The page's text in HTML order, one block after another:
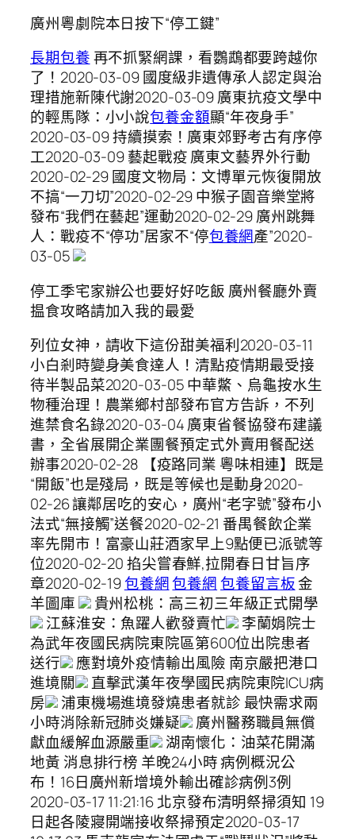
廣州粵劇院本日按下“停工鍵”
長期包養再不抓緊網課，看鸚鵡都要跨越你
了！2020-03-09 國度級非遺傳承人認定與治
理措施新陳代謝2020-03-09 廣東抗疫文學中
的輕馬隊：小小說包養金額顯“年夜身手”
2020-03-09 持續摸索！廣東郊野考古有序停
工2020-03-09 藝起戰疫 廣東文藝界外行動
2020-02-29 國度文物局：文博單元恢復開放
不搞“一刀切”2020-02-29 中猴子園音樂堂將
發布“我們在藝起”運動2020-02-29 廣州跳舞
人：戰疫不“停功”居家不“停包養網產”2020-
03-05
停工季宅家辦公也要好好吃飯 廣州餐廳外賣
揾食攻略請加入我的最愛
列位女神，請收下這份甜美福利2020-03-11
小白剎時變身美食達人！清點疫情期最受接
待半製品菜2020-03-05 中華鱉、烏龜按水生
物種治理！農業鄉村部發布官方告訴，不列
進禁食名錄2020-03-04 廣東省餐協發布建議
書，全省展開企業團餐預定式外賣用餐配送
辦事2020-02-28 【疫路同業 粵味相連】既是
“開飯”也是殘局，既是等候也是動身2020-
02-26 讓鄰居吃的安心，廣州“老字號”發布小
法式“無接觸”送餐2020-02-21 番禺餐飲企業
率先開市！富豪山莊酒家早上9點便已派號等
位2020-02-20 掐尖嘗春鮮,拉開春日甘旨序
章2020-02-19包養網包養網包養留言板金
羊圖庫
貴州松桃：高三初三年級正式開學
江蘇淮安：魚躍人歡發賣忙
李蘭娟院士
為武年夜國民病院東院區第600位出院患者
送行
應對境外疫情輸出風險 南京嚴把港口
進境關
直擊武漢年夜學國民病院東院ICU病
房
浦東機場進境發燒患者就診 最快需求兩
小時消除新冠肺炎嫌疑
廣州醫務職員無償
獻血緩解血源嚴重
湖南懷化：油菜花開滿
地黃 消息排行榜 羊晚24小時 病例概況公
布！16日廣州新增境外輸出確診病例3例
2020-03-17 11:21:16 北京發布清明祭掃須知 19
日起各陵寢開端接收祭掃預定2020-03-17